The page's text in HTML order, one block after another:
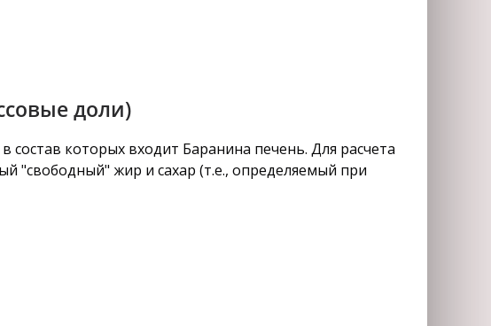
доли)
которых входит Баранина печень. Для расчета
"свободный" жир и сахар (т.е., определяемый при